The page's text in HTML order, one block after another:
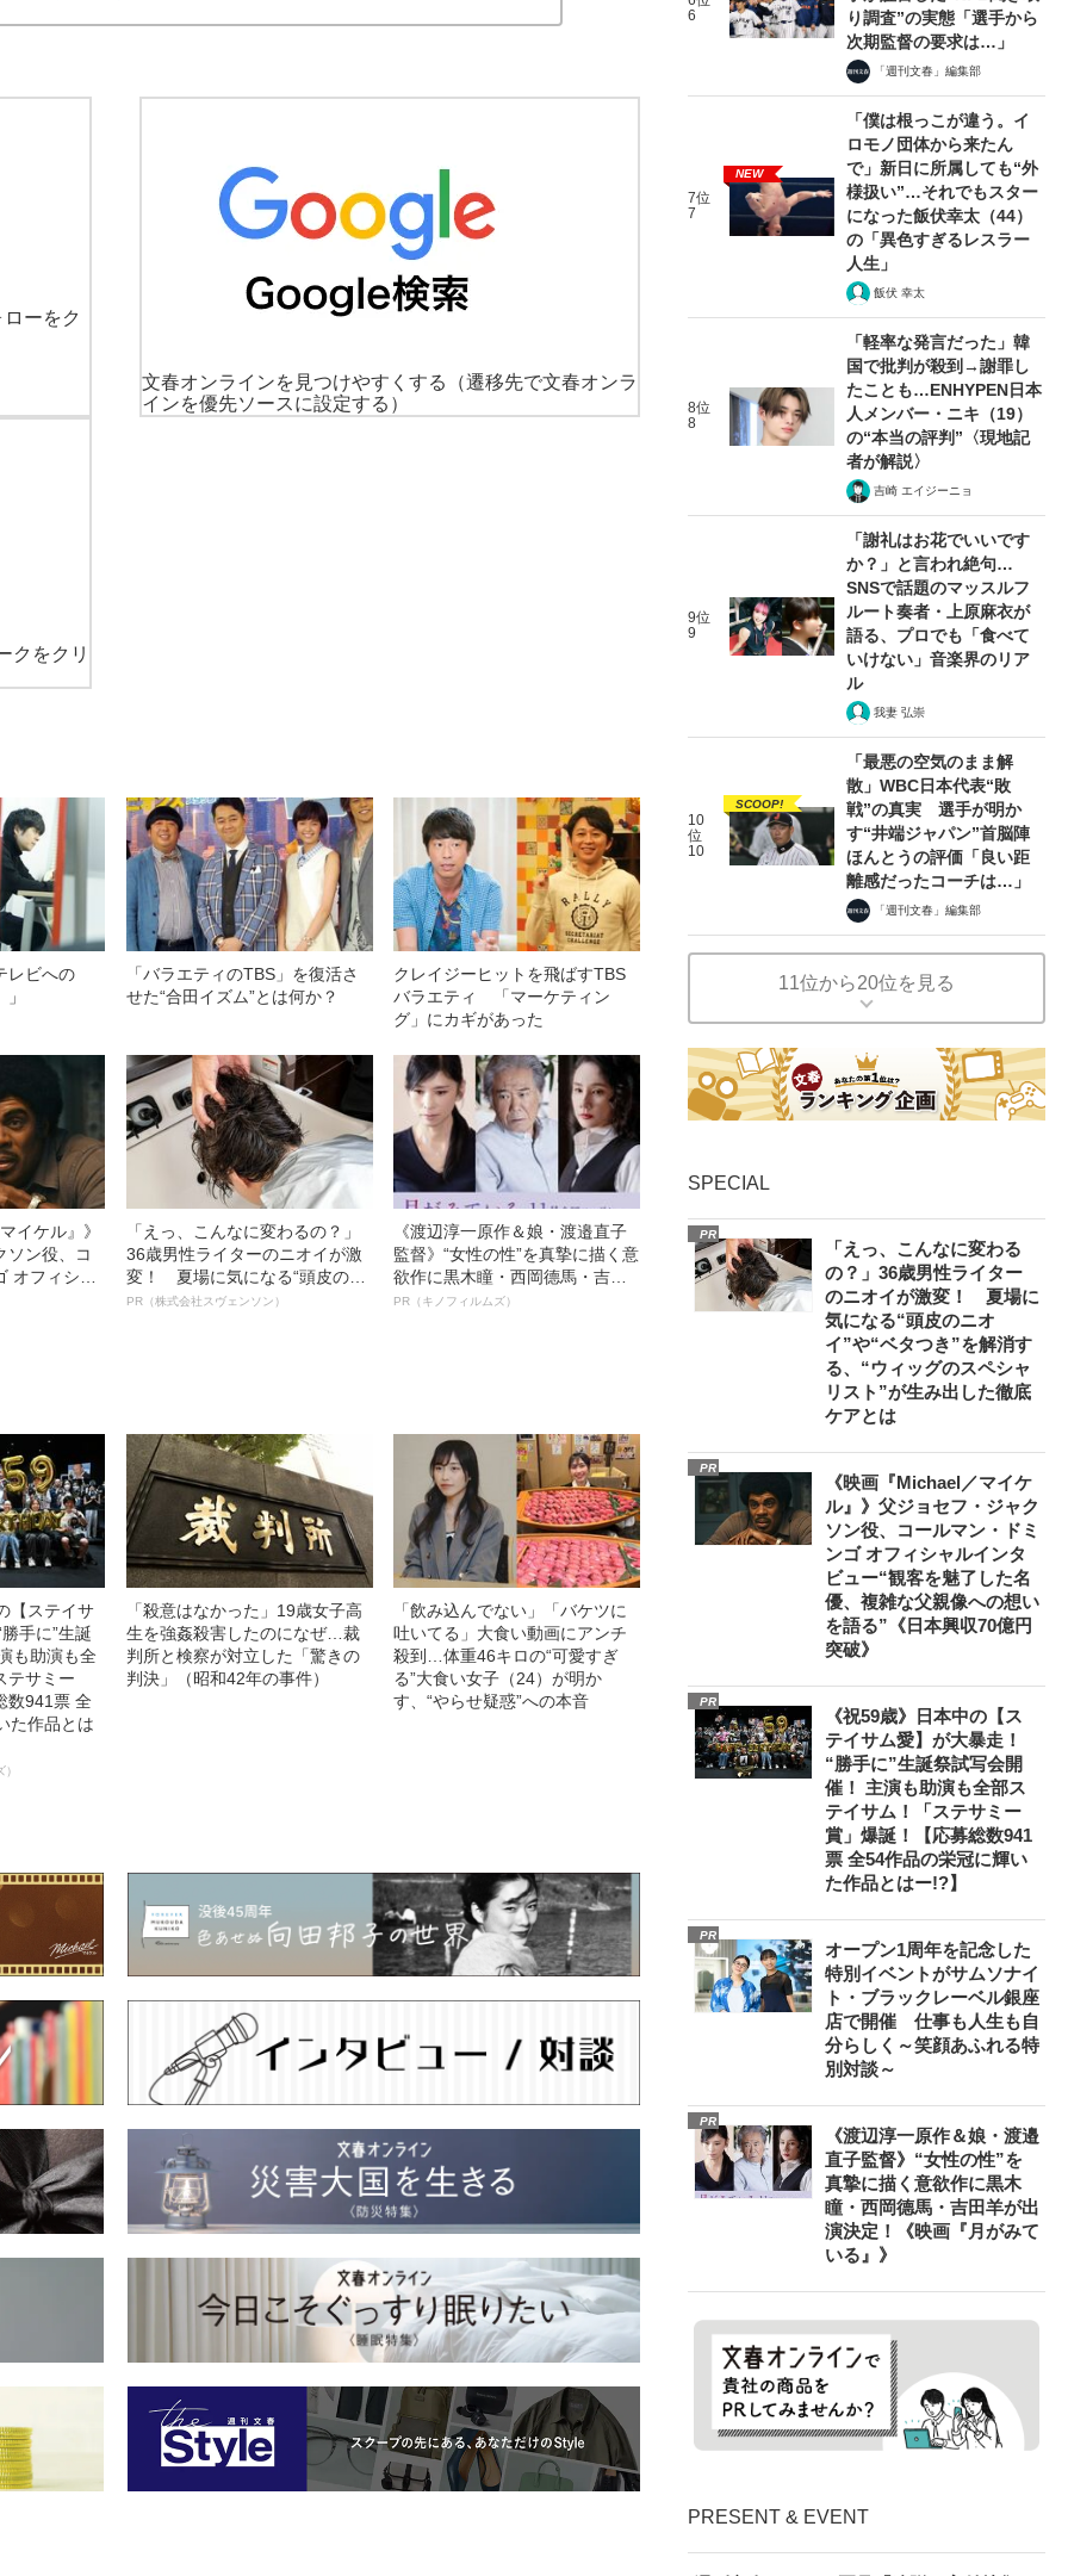
ーをク
文春オンラインを見つけやすくする
（遷移先で文春オンラ
インを優先ソースに設定する）
クをクリ
レビへの
「バラエティのTBS」を復活さ
せた“合田イズム”とは何か？
クレイジーヒットを飛ばすTBS
バラエティ 「マーケティン
グ」にカギがあった
イケル』》
ソン役、コ
オフィシャ
「えっ、こんなに変わるの？」
36歳男性ライターのニオイが激
変！ 夏場に気になる“頭皮のニ
オイ”や“ベタつき”を解消す
PR（株式会社スヴェンソン）
《渡辺淳一原作＆娘・渡邉直子
監督》“女性の性”を真摯に描く意
欲作に黒木瞳・西岡德馬・吉田
羊が出演決定！《映画『月がみ
PR（キノフィルムズ）
【ステイサ
手に”生誕
も助演も全
テサミー
数941票 全
た作品とは
「殺意はなかった」19歳女子高
生を強姦殺害したのになぜ…裁
判所と検察が対立した「驚きの
判決」（昭和42年の事件）
「飲み込んでない」「バケツに
吐いてる」大食い動画にアンチ
殺到…体重46キロの“可愛すぎ
る”大食い女子（24）が明か
す、“やらせ疑惑”への本音
6
り調査”の実態「選手から
次期監督の要求は…」
「週刊文春」編集部
7位
7
NEW
「僕は根っこが違う。イ
ロモノ団体から来たん
で」新日に所属しても“外
様扱い”…それでもスター
になった飯伏幸太（44）
の「異色すぎるレスラー
人生」
飯伏 幸太
8位
8
「軽率な発言だった」韓
国で批判が殺到→謝罪し
たことも…ENHYPEN日本
人メンバー・ニキ（19）
の“本当の評判”〈現地記
者が解説〉
吉崎 エイジーニョ
9位
9
「謝礼はお花でいいです
か？」と言われ絶句…
SNSで話題のマッスルフ
ルート奏者・上原麻衣が
語る、プロでも「食べて
いけない」音楽界のリア
ル
我妻 弘崇
10
位
10
SCOOP!
「最悪の空気のまま解
散」WBC日本代表“敗
戦”の真実 選手が明か
す“井端ジャパン”首脳陣
ほんとうの評価「良い距
離感だったコーチは…」
「週刊文春」編集部
11位から20位を見る
SPECIAL
PR
「えっ、こんなに変わる
の？」36歳男性ライター
のニオイが激変！ 夏場に
気になる“頭皮のニオ
イ”や“ベタつき”を解消す
る、“ウィッグのスペシャ
リスト”が生み出した徹底
ケアとは
PR
《映画『Michael／マイケ
ル』》父ジョセフ・ジャク
ソン役、コールマン・ドミ
ンゴ オフィシャルインタ
ビュー“観客を魅了した名
優、複雑な父親像への想い
を語る”《日本興収70億円
突破》
PR
《祝59歳》日本中の【ス
テイサム愛】が大暴走！
“勝手に”生誕祭試写会開
催！ 主演も助演も全部ス
テイサム！「ステサミー
賞」爆誕！【応募総数941
票 全54作品の栄冠に輝い
た作品とはー!?】
PR
オープン1周年を記念した
特別イベントがサムソナイ
ト・ブラックレーベル銀座
店で開催 仕事も人生も自
分らしく～笑顔あふれる特
別対談～
PR
《渡辺淳一原作＆娘・渡邉
直子監督》“女性の性”を
真摯に描く意欲作に黒木
瞳・西岡德馬・吉田羊が出
演決定！《映画『月がみて
いる』》
PRESENT & EVENT